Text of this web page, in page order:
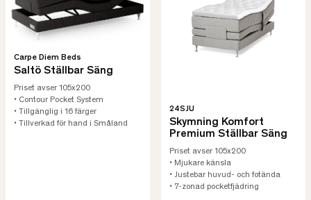
Carpe Diem Beds
Saltö Ställbar Säng
Priset avser 105x200
• Contour Pocket System
• Tillgänglig i 16 färger
• Tillverkad för hand i Småland
24SJU
Skymning Komfort
Premium Ställbar Säng
Priset avser 105x200
• Mjukare känsla
• Justebar huvud- och fotända
• 7-zonad pocketfjädring